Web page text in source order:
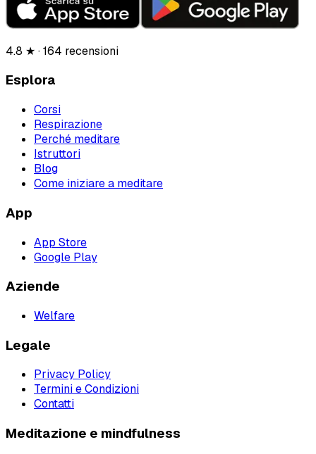
4.8 ★ · 164 recensioni
Esplora
Corsi
Respirazione
Perché meditare
Istruttori
Blog
Come iniziare a meditare
App
App Store
Google Play
Aziende
Welfare
Legale
Privacy Policy
Termini e Condizioni
Contatti
Meditazione e mindfulness